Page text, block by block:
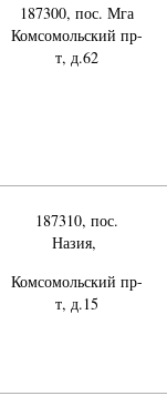
187300, пос. Мга
Комсомольский пр-
т, д.62
187310, пос.
Назия,
Комсомольский пр-
т, д.15